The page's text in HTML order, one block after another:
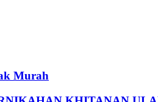
Murah